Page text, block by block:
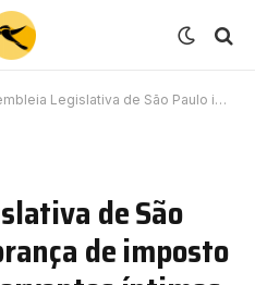
de São Paulo isenta cobrança de imposto na venda de absorventes íntimos para o Estado
de São
de imposto